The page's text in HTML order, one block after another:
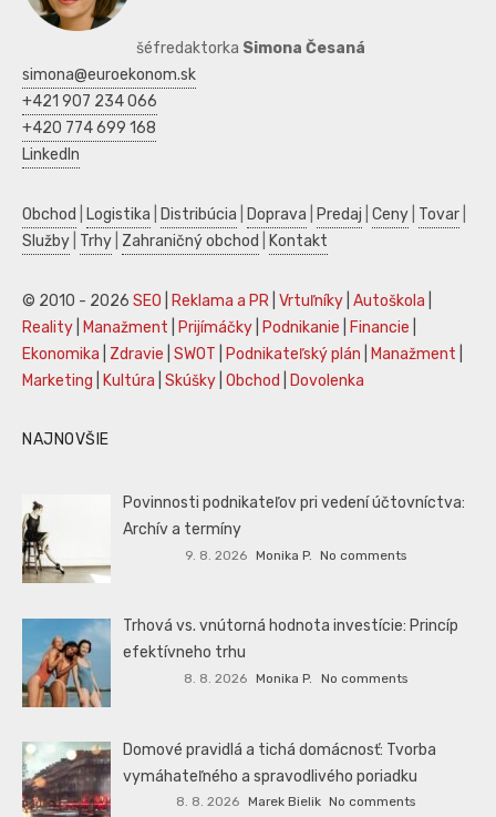
šéfredaktorka Simona Česaná
simona@euroekonom.sk
+421 907 234 066
+420 774 699 168
LinkedIn
Obchod Logistika Distribúcia Doprava Predaj Ceny Tovar
Služby Trhy Zahraničný obchod Kontakt
© 2010 - 2026 SEO Reklama a PR Vrtuľníky Autoškola
Reality
Manažment Prijímáčky Podnikanie Financie
Ekonomika
Zdravie SWOT Podnikateľský plán Manažment
Marketing
Kultúra Skúšky Obchod Dovolenka
NAJNOVŠIE
Povinnosti podnikateľov pri vedení účtovníctva:
Archív a termíny
9. 8. 2026 Monika P. No comments
Trhová vs. vnútorná hodnota investície: Princíp
efektívneho trhu
8. 8. 2026 Monika P. No comments
Domové pravidlá a tichá domácnosť: Tvorba
vymáhateľného a spravodlivého poriadku
8. 8. 2026 Marek Bielik No comments